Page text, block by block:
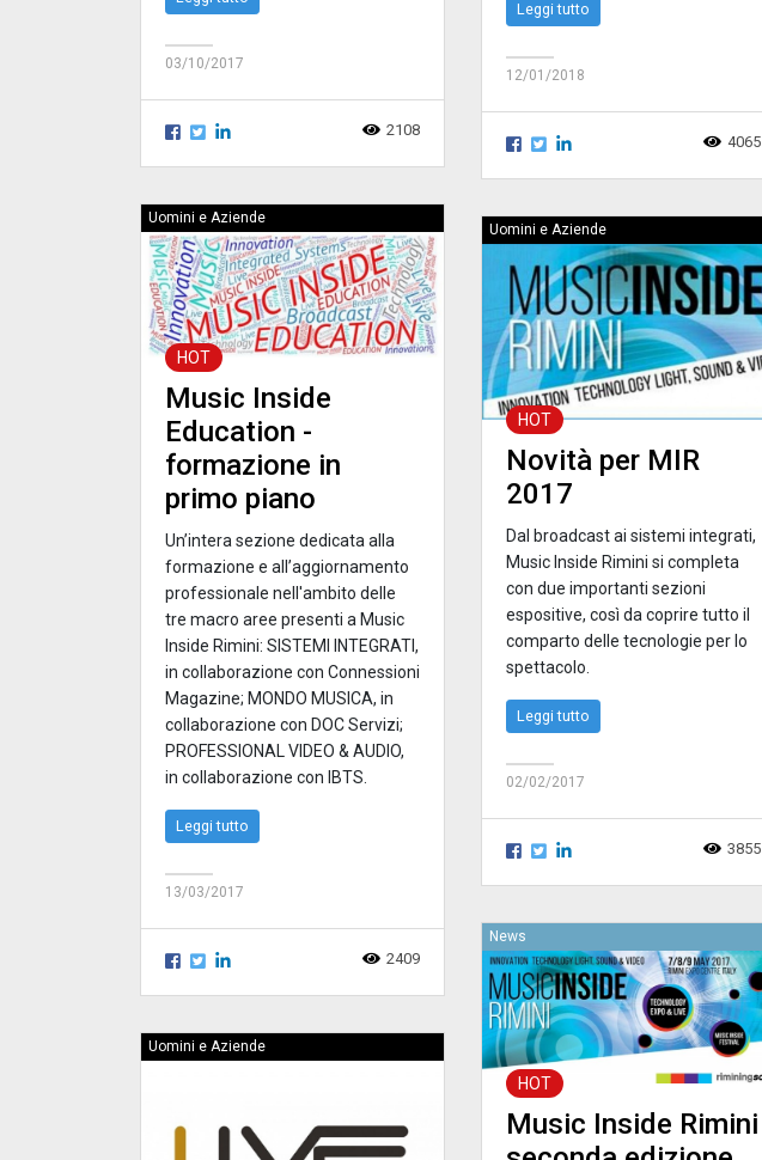
Leggi tutto
12/01/2018
4065
03/10/2017
2108
Uomini e Aziende
HOT
Music Inside
Education -
formazione in
primo piano
Un’intera sezione dedicata alla
formazione e all’aggiornamento
professionale nell'ambito delle
tre macro aree presenti a Music
Inside Rimini: SISTEMI INTEGRATI,
in collaborazione con Connessioni
Magazine; MONDO MUSICA, in
collaborazione con DOC Servizi;
PROFESSIONAL VIDEO & AUDIO,
in collaborazione con IBTS.
Leggi tutto
13/03/2017
2409
Uomini e Aziende
HOT
Novità per MIR
2017
Dal broadcast ai sistemi integrati,
Music Inside Rimini si completa
con due importanti sezioni
espositive, così da coprire tutto il
comparto delle tecnologie per lo
spettacolo.
Leggi tutto
02/02/2017
3855
News
HOT
Music Inside Rimini
Uomini e Aziende